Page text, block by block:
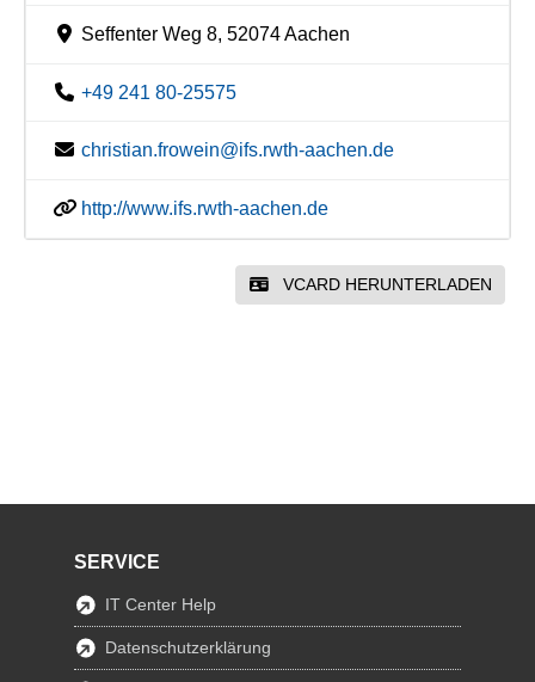
Seffenter Weg 8, 52074 Aachen
+49 241 80-25575
christian.frowein@ifs.rwth-aachen.de
http://www.ifs.rwth-aachen.de
VCARD HERUNTERLADEN
SERVICE
IT Center Help
Datenschutzerklärung